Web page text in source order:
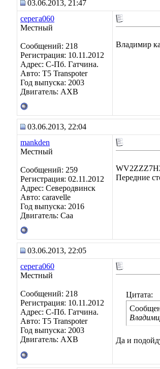
03.06.2013, 21:47
серега060
Местный
Сообщений: 218
Регистрация: 10.11.2012
Адрес: С-Пб. Гатчина.
Авто: Т5 Transpoter
Год выпуска: 2003
Двигатель: АХВ
Владимир
03.06.2013, 22:04
mankden
Местный
Сообщений: 259
Регистрация: 02.11.2012
Адрес: Северодвинск
Авто: caravelle
Год выпуска: 2016
Двигатель: Caa
Передние
03.06.2013, 22:05
серега060
Местный
Сообщений: 218
Регистрация: 10.11.2012
Адрес: С-Пб. Гатчина.
Авто: Т5 Transpoter
Год выпуска: 2003
Двигатель: АХВ
Цитата:
Да и